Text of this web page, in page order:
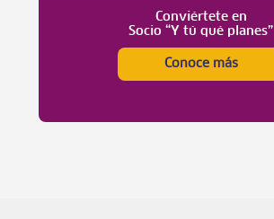
Conviértete en
Socio “Y tú qué planes”
Conoce más